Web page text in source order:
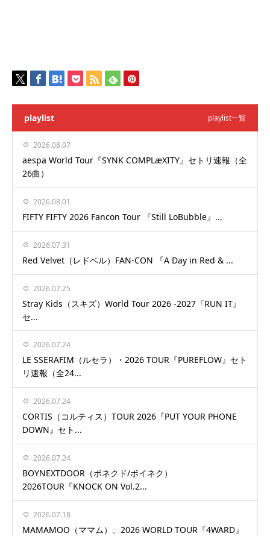
playlist playlist一覧
2026.08.07
aespa World Tour『SYNK COMPLæXITY』セトリ速報（全
26曲）
2026.08.01
FIFTY FIFTY 2026 Fancon Tour 『Still LoBubble』...
2026.07.31
Red Velvet（レドベル）FAN-CON 『A Day in Red & ...
2026.07.25
Stray Kids（スキズ）World Tour 2026 -2027『RUN IT』
セ...
2026.07.24
LE SSERAFIM（ルセラ）・2026 TOUR『PUREFLOW』セト
リ速報（全24...
2026.07.24
CORTIS（コルティス）TOUR 2026『PUT YOUR PHONE
DOWN』セト...
2026.07.24
BOYNEXTDOOR（ボネクド/ボイネク）
2026TOUR『KNOCK ON Vol.2...
2026.07.18
MAMAMOO（ママム）、2026 WORLD TOUR『4WARD』